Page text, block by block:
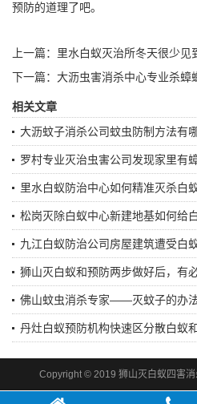
预防的道理了吧。
上一篇： 里水白蚁灭治所冬天很少见
下一篇： 大沥虫害消杀中心专业杀蟑
相关文章
大沥蚊子消杀公司蚊虫防制方法有
罗村专业灭治虫害公司发现家里有
里水白蚁防治中心如何精准灭杀白
松岗灭除白蚁中心新建地基如何给
九江白蚁防治公司房屋建筑遭受白
狮山灭白蚁和预防两步做好后，有
护？
佛山蚊虫消杀专家——灭蚊子的办
丹灶白蚁预防机构快速区分散白蚁
Copyright © 2019 狮山灭白蚁四害